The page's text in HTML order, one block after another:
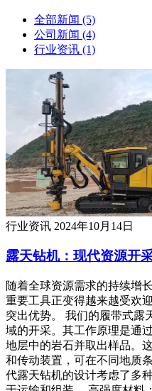
全部新闻 (5)
公司新闻 (4)
行业资讯 (1)
行业资讯 2024年10月14日
露天钻机：现代资源开
随着全球资源需求的持续增
重要工具正变得越来越受欢
突出优势。 我们的履带式露
域的开采。其工作原理是通
地层中的岩石并取出样品。
和传动装置，可在不同地质
代露天钻机的设计考虑了多